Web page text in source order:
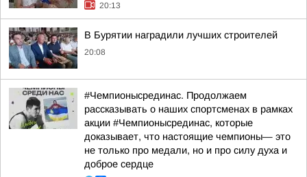
20:13
В Бурятии наградили лучших строителей
20:08
#Чемпионысрединас. Продолжаем
рассказывать о наших спортсменах в рамках
акции #Чемпионысрединас, которые
доказывает, что настоящие чемпионы— это
не только про медали, но и про силу духа и
доброе сердце